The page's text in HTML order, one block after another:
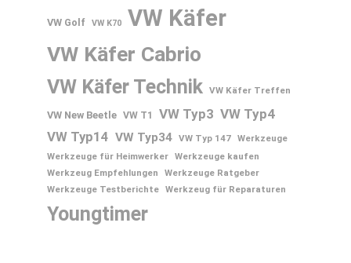
VW Golf VW K70 VW Käfer
VW Käfer Cabrio
VW Käfer Technik VW Käfer Treffen
VW New Beetle VW T1 VW Typ3 VW Typ4
VW Typ14 VW Typ34 VW Typ 147 Werkzeuge
Werkzeuge für Heimwerker Werkzeuge kaufen
Werkzeug Empfehlungen
Werkzeuge Ratgeber
Werkzeuge Testberichte Werkzeug für Reparaturen
Youngtimer